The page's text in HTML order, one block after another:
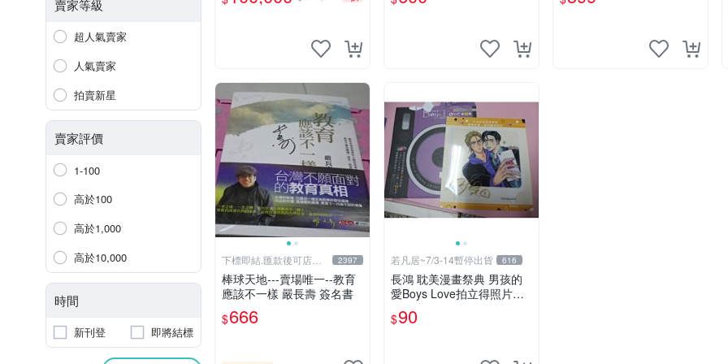
賣家等級
超人氣賣家
人氣賣家
拍賣新星
賣家評價
1-100
高於100
高於1,000
高於10,000
時間
新刊登 即將結標
下標即結.匯款後可店到
店關於我
2397
棒球天地---賣場唯一--教育
應該不一樣 嚴長壽 簽名書
$666
若凡居~7/3-14暫停出貨 616
長鴻 耽美漫畫祭典 男孩的
愛Boys Love拍立得照片造
型透卡 第二彈 不良的津田
同學和輔導老師.增田關係很
$90